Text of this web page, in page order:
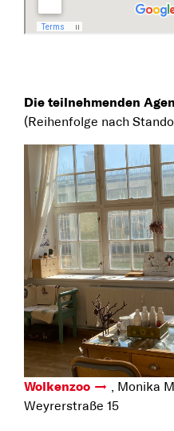
Die teilnehmenden
(Reihenfolge nach
Wolkenzoo
, Monika
Weyrerstraße 15